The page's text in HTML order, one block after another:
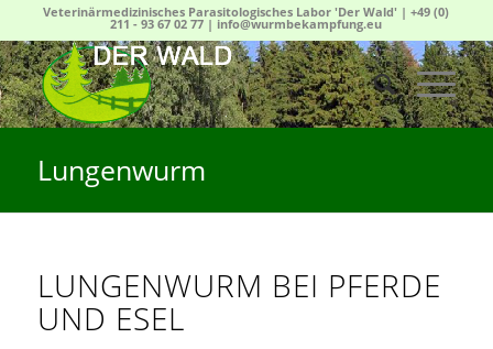
Veterinärmedizinisches Parasitologisches Labor 'Der Wald' |+49 (0)
211 - 93 67 02 77 | info@wurmbekampfung.eu
Lungenwurm
LUNGENWURM BEI PFERDE
UND ESEL